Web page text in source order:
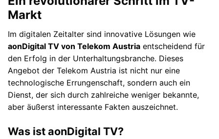
Markt
Im digitalen Zeitalter sind innovative Lösungen wie
aonDigital TV von Telekom Austria entscheidend für
den Erfolg in der Unterhaltungsbranche. Dieses
Angebot der Telekom Austria ist nicht nur eine
technologische Errungenschaft, sondern auch ein
Dienst, der sich durch zahlreiche weniger bekannte,
aber äußerst interessante Fakten auszeichnet.
Was ist aonDigital TV?